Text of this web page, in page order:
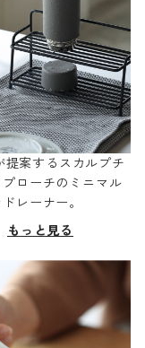
案するスカルプチ
プローチのミニマル
レーナー。
もっと見る